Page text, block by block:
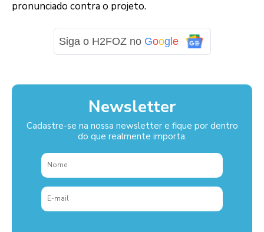
pronunciado contra o projeto.
Siga o H2FOZ no Goog e
Newsletter
Cadastre-se na nossa newsletter e fique por dentro
do que realmente importa.